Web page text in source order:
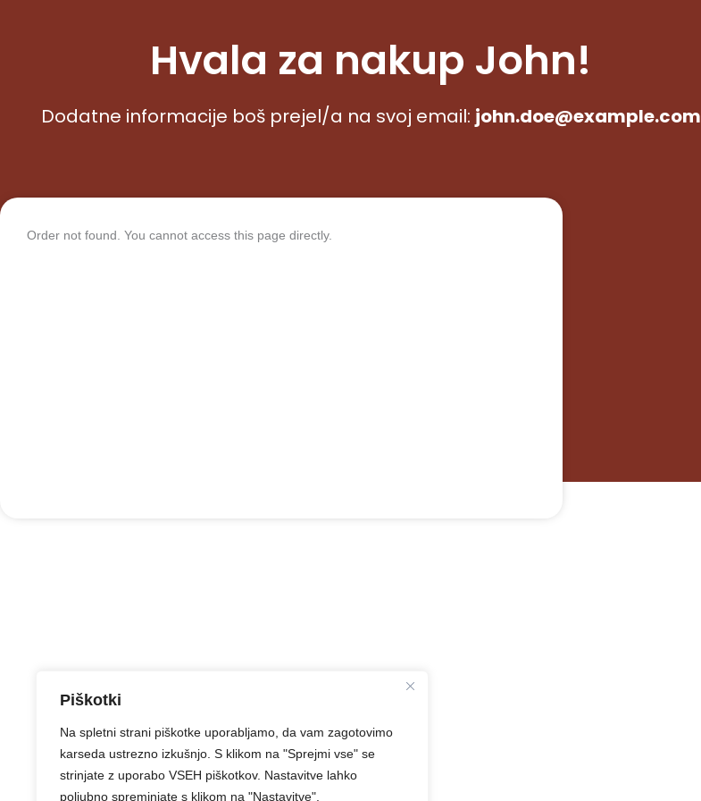
Piškotki
Na spletni strani piškotke uporabljamo, da vam zagotovimo
karseda ustrezno izkušnjo. S klikom na "Sprejmi vse" se
strinjate z uporabo VSEH piškotkov. Nastavitve lahko
poljubno spreminjate s klikom na "Nastavitve".
Hvala za nakup John!
Dodatne informacije boš prejel/a na svoj email: john.doe@example.com
Order not found. You cannot access this page directly.